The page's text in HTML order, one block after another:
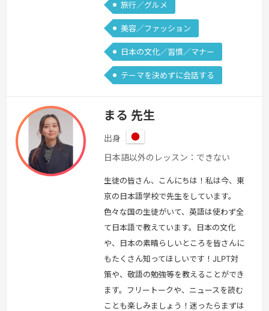
旅行／グルメ
美容／ファッション
日本の文化／習慣／マナー
テーマを決めずに会話する
まる 先生
出身
日
本
日本語以外のレッスン：できない
生徒の皆さん、こんにちは！私は今、東
京の日本語学校で先生をしています。
色々な国の生徒がいて、英語は使わず全
て日本語で教えています。日本の文化
や、日本の素晴らしいところを皆さんに
もたくさん知ってほしいです！JLPT対
策や、敬語の勉強等を教えることができ
ます。フリートークや、ニュースを読む
ことも楽しみましょう！迷ったらまずは